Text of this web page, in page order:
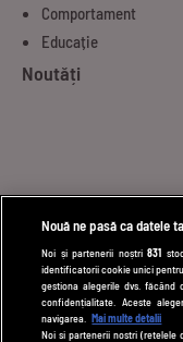
Comportament
Educație
Noutăți
Nouă ne pasă ca datele
Noi și partenerii noștri831
identificatorii cookie unici
gestiona alegerile dvs.
confidențialitate. Aceste
navigarea.
Mai multe detalii
Noi si partenerii nostri (retelele